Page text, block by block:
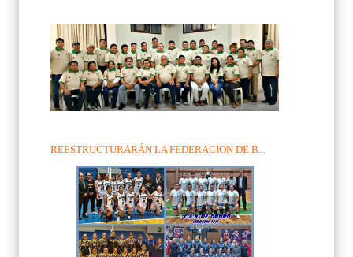
REESTRUCTURARÁN LA FEDERACION DE B...